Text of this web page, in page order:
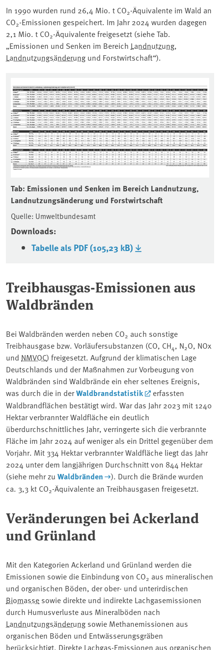
In 1990 wurden rund 26,4 Mio. t CO2-Äquivalente im Wald an
CO2-Emissionen gespeichert. Im Jahr 2024 wurden dagegen
2,1 Mio. t CO2-Äquivalentefreigesetzt (siehe Tab.
„Emissionen und Senken im Bereich Landnutzung,
Landnutzungsänderung und Forstwirtschaft“).
Tab: Emissionen und Senken im Bereich Landnutzung,
Landnutzungsänderung und Forstwirtschaft
Quelle: Umweltbundesamt
Downloads:
Tabelle als PDF (105,23 kB)
Treibhausgas-Emissionen aus
Waldbränden
Bei Waldbränden werden neben CO2 auch sonstige
Treibhausgase bzw. Vorläufersubstanzen (CO, CH4, N2O, NOx
und NMVOC) freigesetzt. Aufgrund der klimatischen Lage
Deutschlands und der Maßnahmen zur Vorbeugung von
Waldbränden sind Waldbrände ein eher seltenes Ereignis,
was durch die in derWaldbrandstatistik
erfassten
Waldbrandflächen bestätigt wird. War das Jahr 2023 mit 1240
Hektar verbrannter Waldfläche ein deutlich
überdurchschnittliches Jahr, verringerte sich die verbrannte
Fläche im Jahr 2024 auf weniger als ein Drittel gegenüber dem
Vorjahr. Mit 334 Hektar verbrannter Waldfläche liegt das Jahr
2024 unter dem langjährigen Durchschnitt von 844 Hektar
(siehe mehr zu Waldbränden
). Durch die Brände wurden
ca. 3,3 kt CO2-Äquivalente an Treibhausgasen freigesetzt.
Veränderungen bei Ackerland
und Grünland
Mit den Kategorien Ackerland und Grünland werden die
Emissionen sowie die Einbindung von CO2 aus mineralischen
und organischen Böden, der ober- und unterirdischen
Biomasse sowie direkte und indirekte Lachgasemissionen
durch Humusverluste aus Mineralböden nach
Landnutzungsänderung sowie Methanemissionen aus
organischen Böden und Entwässerungsgräben
berücksichtigt. Direkte Lachgas-Emissionen aus organischen